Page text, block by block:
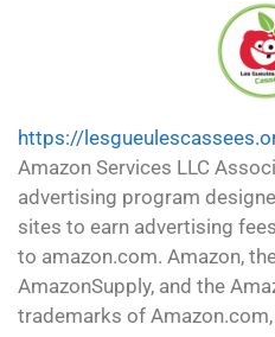
https://
Amazon Services LLC
advertising program
sites to earn advertising
to amazon.com. Amazon,
AmazonSupply, and the
trademarks of